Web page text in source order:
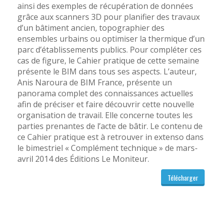
ainsi des exemples de récupération de données
grâce aux scanners 3D pour planifier des travaux
d’un bâtiment ancien, topographier des
ensembles urbains ou optimiser la thermique d’un
parc d’établissements publics. Pour compléter ces
cas de figure, le Cahier pratique de cette semaine
présente le BIM dans tous ses aspects. L’auteur,
Anis Naroura de BIM France, présente un
panorama complet des connaissances actuelles
afin de préciser et faire découvrir cette nouvelle
organisation de travail. Elle concerne toutes les
parties prenantes de l’acte de bâtir. Le contenu de
ce Cahier pratique est à retrouver in extenso dans
le bimestriel « Complément technique » de mars-
avril 2014 des Éditions Le Moniteur.
Télécharger